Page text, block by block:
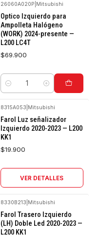
26060A020P Mitsubishi
Optico Izquierdo para
Ampolleta Halógeno
(WORK) 2024-presente —
L200 LC4T
$69.900
Cantidad
8315A053 Mitsubishi
Farol Luz señalizador
Izquierdo 2020-2023 — L200
KK1
$19.900
VER DETALLES
8330B213 Mitsubishi
Farol Trasero Izquierdo
(LH) Doble Led 2020-2023 —
L200 KK1